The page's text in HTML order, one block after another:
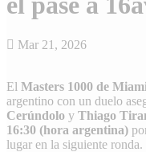
Mar 21, 2026
El Masters 1000 de
argentino con un duelo
Cerúndolo y Thiago
16:30 (hora argentina)
lugar en la siguiente ronda.